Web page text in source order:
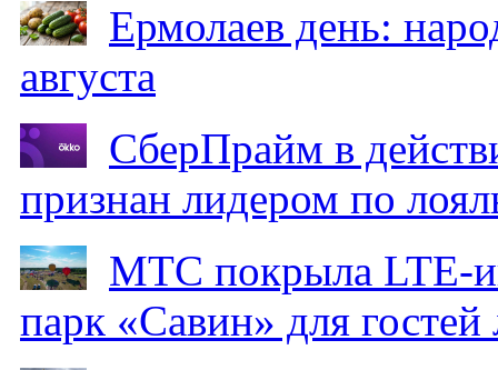
Ермолаев день:
августа
СберПрайм в
признан лидером по
МТС покрыла LTE-
парк «Савин» для гостей